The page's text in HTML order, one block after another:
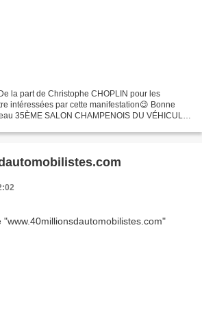
la part de Christophe CHOPLIN pour les
intéressées par cette manifestation😉 Bonne
35ÈME SALON CHAMPENOIS DU VÉHICULE